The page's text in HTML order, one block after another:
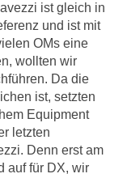
ist gleich in
und ist mit
OMs eine
wollten wir
Da die
ist, setzten
Equipment
letzten
Denn erst am
auf für DX, wir